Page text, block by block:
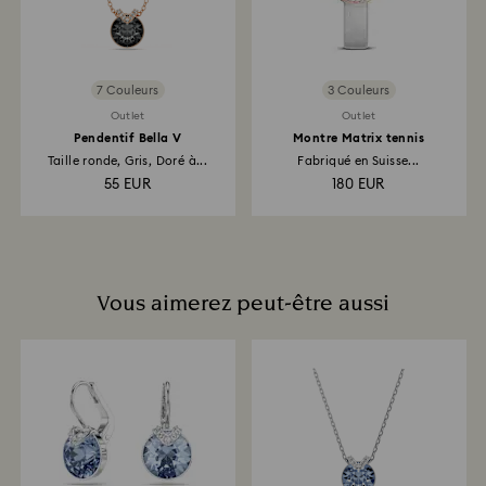
soit versé en utilisant le mode de paiement qui a servi
à passer la commande. L’ensemble du processus de
retour et de remboursement peut prendre jusqu’à 3 à
7 Couleurs
Outlet
Pendentif Bella V
Taille ronde, Gris, Doré à...
55 EUR
3 Couleurs
Outlet
Montre Matrix tennis
Fabriqué en Suisse...
180 EUR
Vous aimerez peut-être aussi